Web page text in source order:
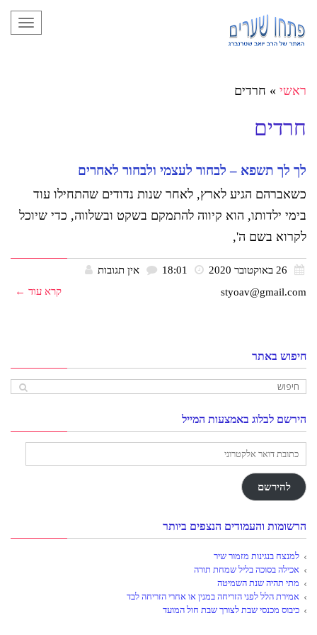
ראשי » חרדים
חרדים
לך לך תשפא – לבחור לעצמי ולבחור לאחרים
כשאברהם הגיע לארץ, לאחר שנות נדודים שהתחילו עוד
בימי ילדותו, הוא קיווה להתמקם בשקט ובשלווה, כדי שיוכל
לקרוא בשם ה',
אין תגובות
styoav@gmail.com
קרא עוד ←
חיפוש באתר
הירשם לבלוג באמצעות המייל
אלקטרוני
להירשם
הרשומות והעמודים הנצפים ביותר
למנצח בנגינות מזמור שיר
אכילה בסוכה בליל שמחת תורה
מתי תהיה שנת השמיטה
אמירת הלל לפני הזריחה במנין או אחרי הזריחה לבד
כיבוס מכנסי שבת לצורך שבת חול המועד